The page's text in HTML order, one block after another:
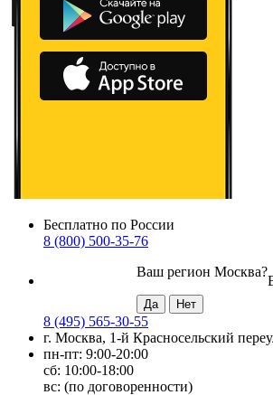
Бесплатно по России
8 (800) 500-35-76
Ваш регион Москва?
8 (495) 565-30-55
г. Москва, 1-й Красносельский
пн-пт: 9:00-20:00
сб: 10:00-18:00
вс: (по договоренности)